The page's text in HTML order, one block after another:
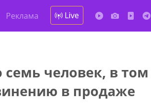
Реклама Live
человек, в
в продаже